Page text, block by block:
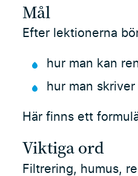
Mål
Efter lektionerna
hur man kan
hur man
Här finns ett
Viktiga ord
Filtrering, humus,